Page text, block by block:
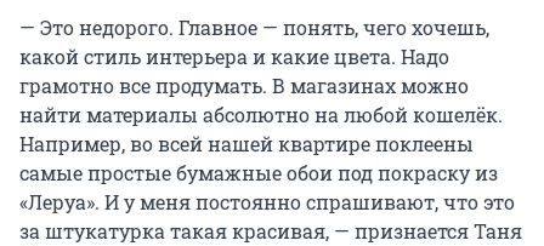
— Это недорого. Главное — понять, чего хочешь,
какой стиль интерьера и какие цвета. Надо
грамотно все продумать. В магазинах можно
найти материалы абсолютно на любой кошелёк.
Например, во всей нашей квартире поклеены
самые простые бумажные обои под покраску из
«Леруа». И у меня постоянно спрашивают, что это
за штукатурка такая красивая, — признается Таня